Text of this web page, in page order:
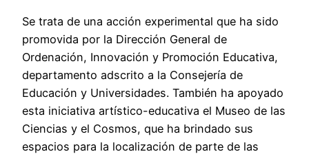
Se trata de una acción experimental que ha sido
promovida por la Dirección General de
Ordenación, Innovación y Promoción Educativa,
departamento adscrito a la Consejería de
Educación y Universidades. También ha apoyado
esta iniciativa artístico-educativa el Museo de las
Ciencias y el Cosmos, que ha brindado sus
espacios para la localización de parte de las